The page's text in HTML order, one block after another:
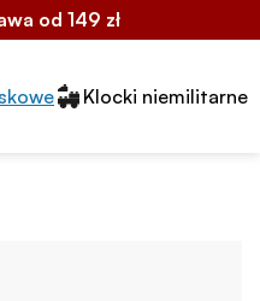
od 149 zł
segmentów2
Klocki niemilitarne